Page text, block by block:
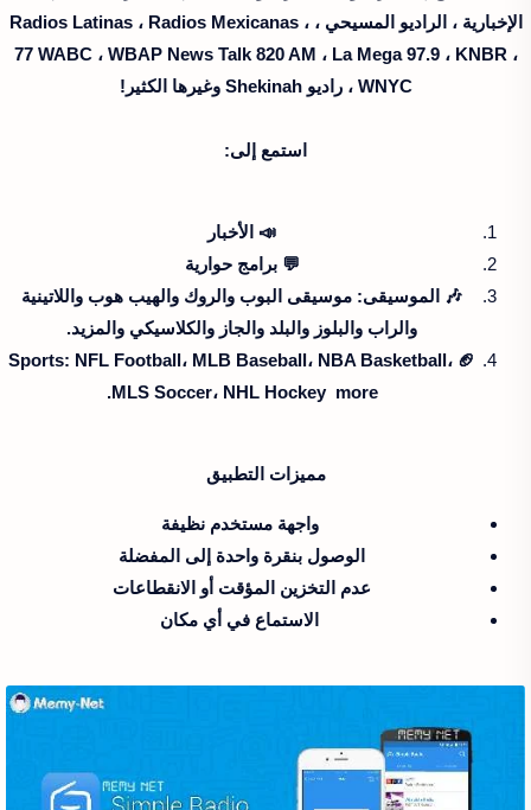
الإخبارية ، الراديو المسيحي ، Radios Latinas ، Radios Mexicanas ،
77 WABC ، ​​WBAP News Talk 820 AM ، La Mega 97.9 ، KNBR ،
WNYC ، راديو Shekinah وغيرها الكثير!
استمع إلى:
📣 الأخبار
💬 برامج حوارية
🎶 الموسيقى: موسيقى البوب ​​والروك والهيب هوب واللاتينية
والراب والبلوز والبلد والجاز والكلاسيكي والمزيد.
🏈 Sports: NFL Football، MLB Baseball، NBA Basketball،
MLS Soccer، NHL Hockey more.
مميزات التطبيق
واجهة مستخدم نظيفة
الوصول بنقرة واحدة إلى المفضلة
عدم التخزين المؤقت أو الانقطاعات
الاستماع في أي مكان